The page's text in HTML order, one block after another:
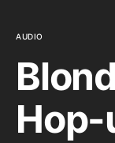
AUDIO
Hop-